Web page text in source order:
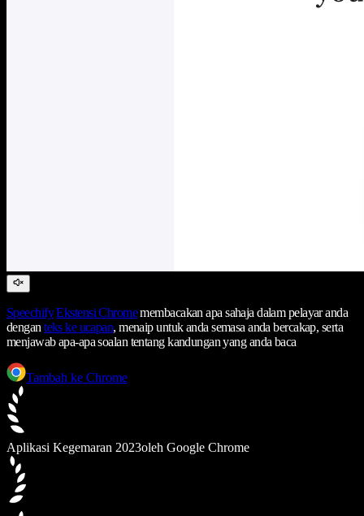
Speechify Ekstensi Chromemembacakan apa sahaja dalam pelayar anda
denganteks ke ucapan, menaip untuk anda semasa anda bercakap, serta
menjawab apa-apa soalan tentang kandungan yang anda baca
Tambah ke Chrome
Aplikasi Kegemaran 2023oleh Google Chrome